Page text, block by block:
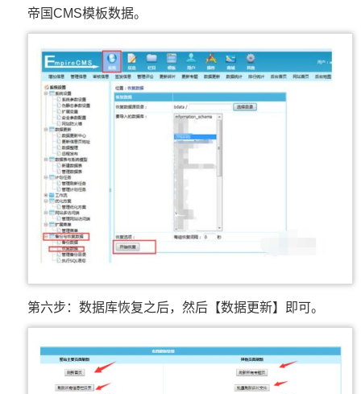
帝国CMS模板数据。
第六步：数据库恢复之后，然后【数据更新】即可。